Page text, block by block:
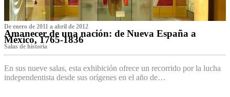
De enero de 2011 a abril de 2012
Amanecer de una nación: de Nueva España a
México, 1765-1836
Salas de historia
En sus nueve salas, esta exhibición ofrece un recorrido por la lucha
independentista desde sus orígenes en el año de…